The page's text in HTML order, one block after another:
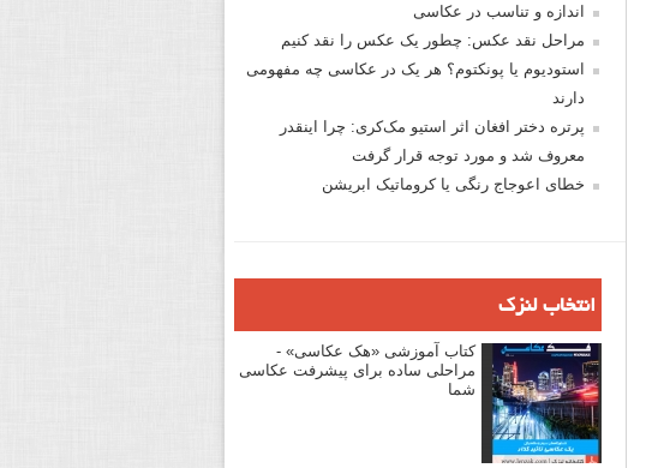
اندازه و تناسب در عکاسی
مراحل نقد عکس: چطور یک عکس را نقد کنیم
استودیوم یا پونکتوم؟ هر یک در عکاسی چه مفهومی
دارند
پرتره دختر افغان اثر استیو مک‌کری: چرا اینقدر
معروف شد و مورد توجه قرار گرفت
خطای اعوجاج رنگی یا کروماتیک ابریشن
انتخاب لنزک
کتاب آموزشی «هک عکاسی» -
مراحلی ساده برای پیشرفت عکاسی
شما